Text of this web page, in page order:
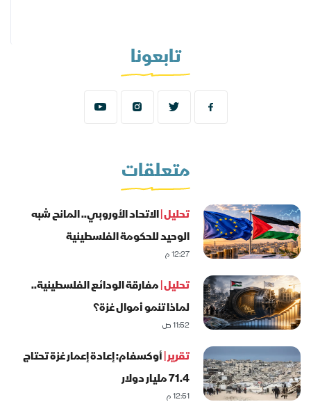
تابعونا
متعلقات
تحليل |الاتحاد الأوروبي.. المانح شبه
الوحيد للحكومة الفلسطينية
12:27 م
تحليل |مفارقة الودائع الفلسطينية..
لماذا تنمو أموال غزة؟
11:52 ص
تقرير |أوكسفام: إعادة إعمار غزة تحتاج
71.4 مليار دولار
12:51 م